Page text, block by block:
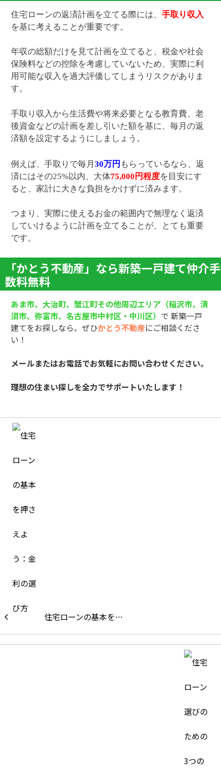
住宅ローンの返済計画を立てる際には、手取り収入
を基に考えることが重要です。
年収の総額だけを見て計画を立てると、税金や社会
保険料などの控除を考慮していないため、実際に利
用可能な収入を過大評価してしまうリスクがありま
す。
手取り収入から生活費や将来必要となる教育費、老
後資金などの計画を差し引いた額を基に、毎月の返
済額を設定するようにしましょう。
例えば、手取りで毎月30万円 もらっているなら、返
済にはその25%以内、大体75,000円程度を目安にす
ると、家計に大きな負担をかけずに済みます。
つまり、実際に使えるお金の範囲内で無理なく返済
していけるように計画を立てることが、とても重要
です。
「かとう不動産」なら新築一戸建て仲介手
数料無料
あま市、大治町、蟹江町その他周辺エリア（稲沢市、清
須市、弥富市、名古屋市中村区・中川区） で新築一戸
建てをお探しなら、ぜひかとう不動産にご相談くださ
い！
メールまたはお電話でお気軽にお問い合わせください。
理想の住まい探しを全力でサポートいたします！
住宅ローンの基本を…